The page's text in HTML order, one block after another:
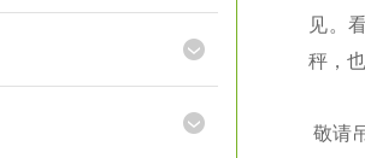
见。
秤，
敬请